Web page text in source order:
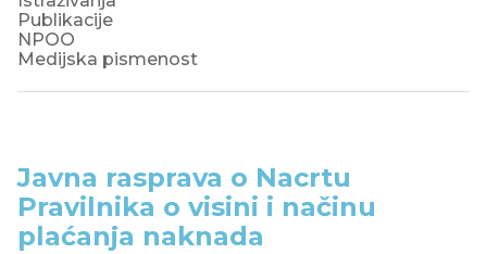
Publikacije
NPOO
Medijska pismenost
Javna rasprava o Nacrtu
Pravilnika o visini i načinu
plaćanja naknada